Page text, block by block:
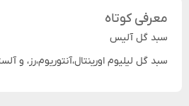
معرفی کوتاه
سبد گل آلیس
سبد گل لیلیوم اورینتال،آنتوریوم،رز، و